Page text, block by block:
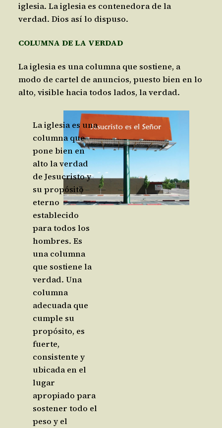
iglesia. La iglesia es contenedora de la
verdad. Dios así lo dispuso.
COLUMNA DE LA VERDAD
La iglesia es una columna que sostiene, a
modo de cartel de anuncios, puesto bien en lo
alto, visible hacia todos lados, la verdad.
La iglesia es una
columna que
pone bien en
alto la verdad
de Jesucristo y
su propósito
eterno
establecido
para todos los
hombres. Es
una columna
que sostiene la
verdad. Una
columna
adecuada que
cumple su
propósito, es
fuerte,
consistente y
ubicada en el
lugar
apropiado para
sostener todo el
peso y el